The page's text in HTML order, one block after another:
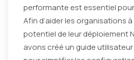
performante est essentiel
Afin d’aider les organisations
potentiel de leur déploiement
avons créé un guide